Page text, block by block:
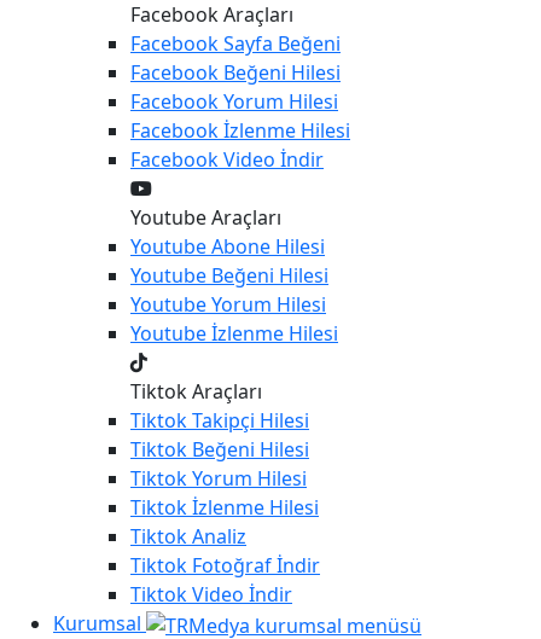
Facebook Araçları
FacebookSayfa Beğeni
Facebook Beğeni Hilesi
FacebookYorum Hilesi
Facebookİzlenme Hilesi
FacebookVideo İndir
Youtube Araçları
YoutubeAbone Hilesi
Youtube Beğeni Hilesi
YoutubeYorum Hilesi
Youtubeİzlenme Hilesi
Tiktok Araçları
TiktokTakipçi Hilesi
Tiktok Beğeni Hilesi
TiktokYorum Hilesi
Tiktokİzlenme Hilesi
TiktokAnaliz
Tiktok Fotoğraf İndir
TiktokVideo İndir
Kurumsal